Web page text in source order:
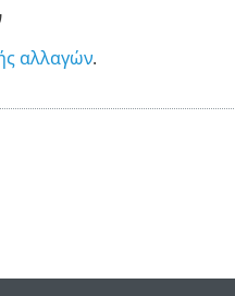
αλλαγών.